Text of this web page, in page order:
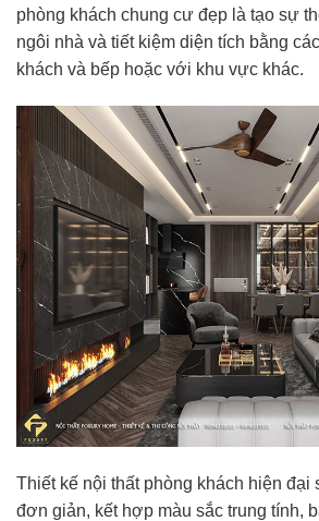
phòng khách chung cư đẹp là tạo sự
ngôi nhà và tiết kiệm diện tích bằng
khách và bếp hoặc với khu vực khác.
Thiết kế nội thất phòng khách hiện đại
đơn giản, kết hợp màu sắc trung tính,